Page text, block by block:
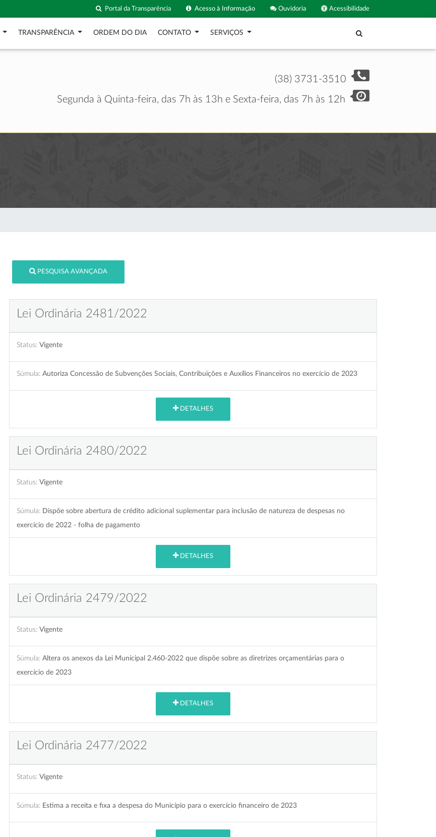
Acessibilidade
Ouvidoria
Acesso à Informação
Portal da Transparência
TRANSPARÊNCIA ORDEM DO DIA CONTATO SERVIÇOS
(38) 3731-3510
Segunda à Quinta-feira, das 7h às 13h e Sexta-feira, das 7h às 12h
PESQUISA AVANÇADA
Lei Ordinária 2481/2022
Status: Vigente
Súmula: Autoriza Concessão de Subvenções Sociais, Contribuições e Auxílios Financeiros no exercício de 2023
DETALHES
Lei Ordinária 2480/2022
Status: Vigente
Súmula: Dispõe sobre abertura de crédito adicional suplementar para inclusão de natureza de despesas no
exercício de 2022 - folha de pagamento
DETALHES
Lei Ordinária 2479/2022
Status: Vigente
Súmula: Altera os anexos da Lei Municipal 2.460-2022 que dispõe sobre as diretrizes orçamentárias para o
exercício de 2023
DETALHES
Lei Ordinária 2477/2022
Status: Vigente
Súmula: Estima a receita e fixa a despesa do Município para o exercício financeiro de 2023